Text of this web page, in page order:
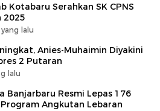
Kotabaru Serahkan SK CPNS
2025
lalu
Anies-Muhaimin Diyakini
2 Putaran
lalu
Banjarbaru Resmi Lepas 176
Angkutan Lebaran